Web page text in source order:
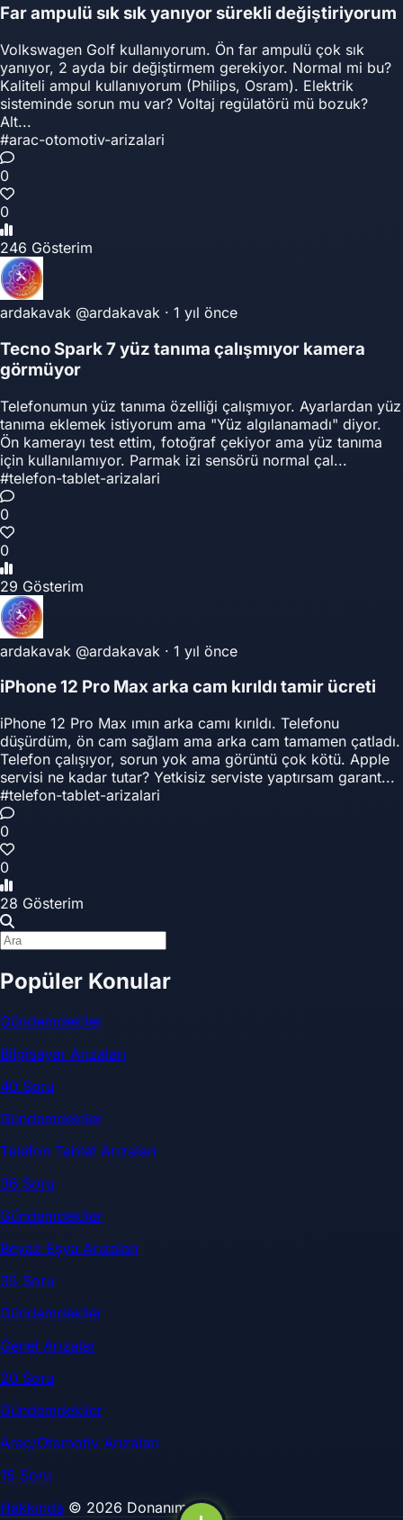
Far ampulü sık sık yanıyor sürekli değiştiriyorum
Volkswagen Golf kullanıyorum. Ön far ampulü çok sık
yanıyor, 2 ayda bir değiştirmem gerekiyor. Normal mi bu?
Kaliteli ampul kullanıyorum (Philips, Osram). Elektrik
sisteminde sorun mu var? Voltaj regülatörü mü bozuk?
Alt...
#arac-otomotiv-arizalari
0
0
246 Gösterim
ardakavak @ardakavak · 1 yıl önce
Tecno Spark 7 yüz tanıma çalışmıyor kamera
görmüyor
Telefonumun yüz tanıma özelliği çalışmıyor. Ayarlardan yüz
tanıma eklemek istiyorum ama "Yüz algılanamadı" diyor.
Ön kamerayı test ettim, fotoğraf çekiyor ama yüz tanıma
için kullanılamıyor. Parmak izi sensörü normal çal...
#telefon-tablet-arizalari
0
0
29 Gösterim
ardakavak @ardakavak · 1 yıl önce
iPhone 12 Pro Max arka cam kırıldı tamir ücreti
iPhone 12 Pro Max ımın arka camı kırıldı. Telefonu
düşürdüm, ön cam sağlam ama arka cam tamamen çatladı.
Telefon çalışıyor, sorun yok ama görüntü çok kötü. Apple
servisi ne kadar tutar? Yetkisiz serviste yaptırsam garant...
#telefon-tablet-arizalari
0
0
28 Gösterim
Popüler Konular
Gündemdekiler
Bilgisayar Arızaları
40 Soru
Gündemdekiler
Telefon Tablet Arızaları
36 Soru
Gündemdekiler
Beyaz Eşya Arızaları
35 Soru
Gündemdekiler
Genel Arızalar
20 Soru
Gündemdekiler
Araç/Otomotiv Arızaları
15 Soru
Hakkında © 2026 DonanımSor